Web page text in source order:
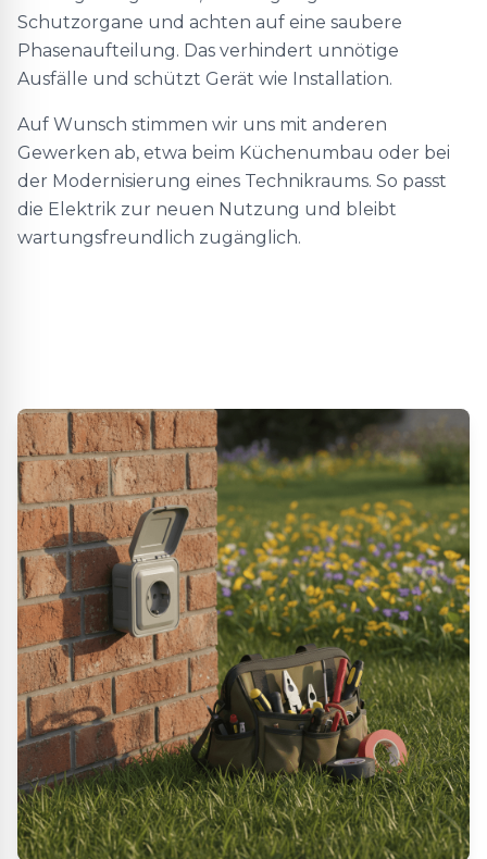
Schutzorgane und achten auf eine saubere
Phasenaufteilung. Das verhindert unnötige
Ausfälle und schützt Gerät wie Installation.
Auf Wunsch stimmen wir uns mit anderen
Gewerken ab, etwa beim Küchenumbau oder bei
der Modernisierung eines Technikraums. So passt
die Elektrik zur neuen Nutzung und bleibt
wartungsfreundlich zugänglich.